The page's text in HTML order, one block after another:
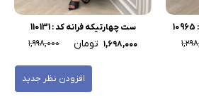
ست چهارتیکه فرانه کد : 110131
۱,۶۹۸,۰۰۰ تومان ۱,۹۹۸,۰۰۰
افزودن نظر جدید